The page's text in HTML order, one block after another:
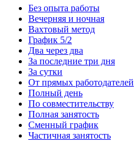
Без опыта работы
Вечерняя и ночная
Вахтовый метод
График 5/2
Два через два
За последние три дня
За сутки
От прямых работодателей
Полный день
По совместительству
Полная занятость
Сменный график
Частичная занятость